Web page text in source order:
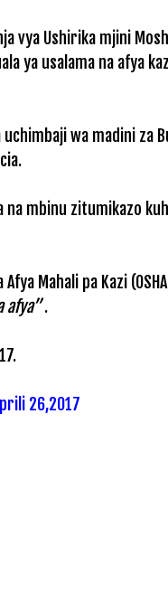
vya Ushirika mjini
ya usalama na afya
wa madini za
mbinu zitumikazo
Mahali pa Kazi
afya”.
26,2017